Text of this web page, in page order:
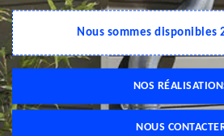
Nous sommes
NOS
NOUS